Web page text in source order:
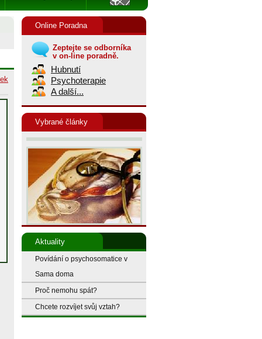
Online Poradna
Zeptejte se odborníka
v on-line poradně.
Hubnutí
Psychoterapie
A další...
Vybrané články
Aktuality
Povídání o psychosomatice v
Sama doma
Proč nemohu spát?
Chcete rozvíjet svůj vztah?